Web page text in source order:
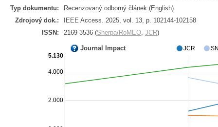
Typ dokumentu:
Recenzovaný odborný článek (English)
Zdrojový dok.:
IEEE Access. 2025, vol. 13, p. 102144-102158
ISSN:
2169-3536 (Sherpa/RoMEO, JCR)
Journal Impact
2.000
4.000
5.130
JCR